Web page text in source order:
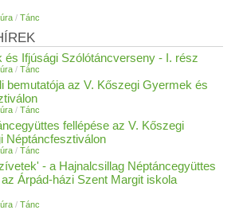
/ Tánc
és Ifjúsági Szólótáncverseny - I. rész
/ Tánc
bemutatója az V. Kőszegi Gyermek és
/ Tánc
fellépése az V. Kőszegi
Néptáncfesztiválon
/ Tánc
- a Hajnalcsillag Néptáncegyüttes
Árpád-házi Szent Margit iskola
/ Tánc